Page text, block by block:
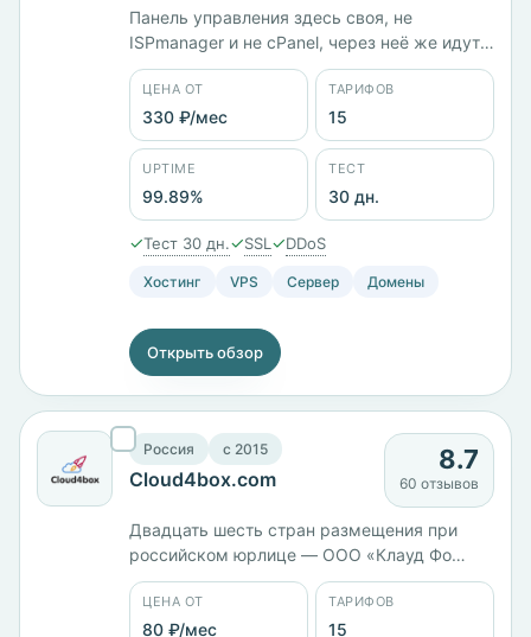
Панель управления здесь своя, не
ISPmanager и не cPanel, через неё же идут
домены и почта. В каталоге 15 тарифов от
330 ₽/мес, площадки в России, Казахстане
и Латвии. Юрлицо — ООО «Бегет»,
компания на рынке с 2007 года. Тестовый
период 30 дней, заявленный uptime 99,89%.
ЦЕНА ОТ
330 ₽/мес
ТАРИФОВ
15
UPTIME
99.89%
ТЕСТ
30 дн.
✓Тест 30 дн.✓SSL ✓DDoS
Хостинг VPS Сервер Домены
Открыть обзор
Россия c 2015
Cloud4box.com
8.7
60 отзывов
Двадцать шесть стран размещения при
российском юрлице — ООО «Клауд Фо
Бокс». Тарифы различаются типом диска:
VPS на HDD с Ceph стоит 381 ₽/мес, на SSD
— 651 ₽/мес, на NVMe — 838 ₽/мес при
ЦЕНА ОТ
80 ₽/мес
ТАРИФОВ
15